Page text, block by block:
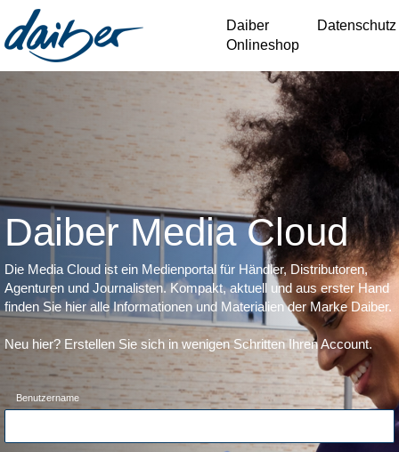
Daiber
Onlineshop
Datenschutz
Daiber Media Cloud
Die Media Cloud ist ein Medienportal für Händler, Distributoren,
Agenturen und Journalisten. Kompakt, aktuell und aus erster Hand
finden Sie hier alle Informationen und Materialien der Marke Daiber.
Neu hier? Erstellen Sie sich in wenigen Schritten Ihren Account.
Benutzername